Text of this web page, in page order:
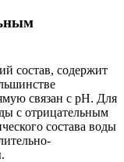
состав, содержит
связан с pH. Для
с отрицательным
состава воды